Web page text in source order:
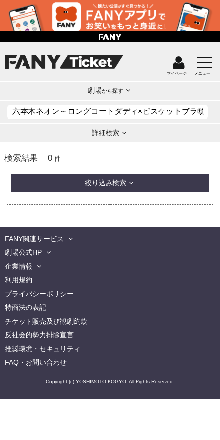
マイページ メニュー
劇場から探す
詳細検索
検索結果 0 件
絞り込み検索
FANY関連サービス
劇場公式HP
企業情報
利用規約
プライバシーポリシー
特商法の表記
チケット販売及び観劇約款
反社会的勢力排除宣言
推奨環境・セキュリティ
FAQ・お問い合わせ
Copyright (c) YOSHIMOTO KOGYO. All Rights Reserved.